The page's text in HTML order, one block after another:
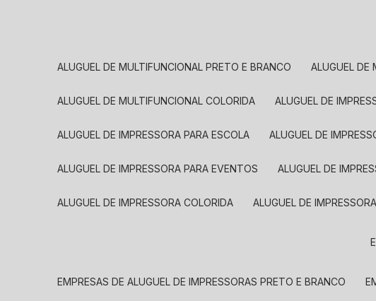
ALUGUEL DE MULTIFUNCIONAL PRETO E BRANCO ALUGUEL
ALUGUEL DE MULTIFUNCIONAL COLORIDA ALUGUEL DE
ALUGUEL DE IMPRESSORA PARA ESCOLA ALUGUEL DE
ALUGUEL DE IMPRESSORA PARA EVENTOS ALUGUEL DE
ALUGUEL DE IMPRESSORA COLORIDA ALUGUEL DE
EMPRESAS DE ALUGUEL DE IMPRESSORAS PRETO E BRANCO